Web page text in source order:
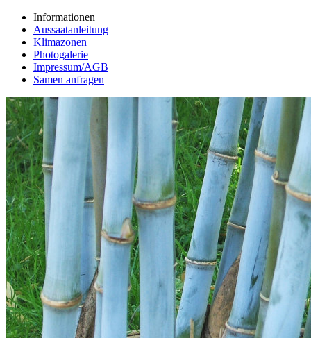
Informationen
Aussaatanleitung
Klimazonen
Photogalerie
Impressum/AGB
Samen anfragen